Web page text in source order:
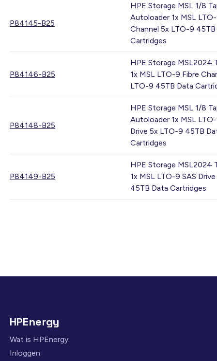
P84145-B25
HPE Storage MSL 1/8
Autoloader 1x MSL
Channel 5x LTO-9
Cartridges
P84146-B25
HPE Storage MSL2024
1x MSL LTO-9 Fibre
LTO-9 45TB Data
P84148-B25
HPE Storage MSL 1/8
Autoloader 1x MSL
Drive 5x LTO-9 45TB
Cartridges
P84149-B25
HPE Storage MSL2024
1x MSL LTO-9 SAS
45TB Data Cartridges
HPEnergy
Wat is HPEnergy
Inloggen